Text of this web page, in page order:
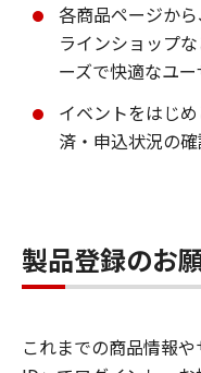
各商品ページか
ラインショップ
ーズで快適なユ
イベントをはじ
済・申込状況の
製品登録のお
これまでの商品情報